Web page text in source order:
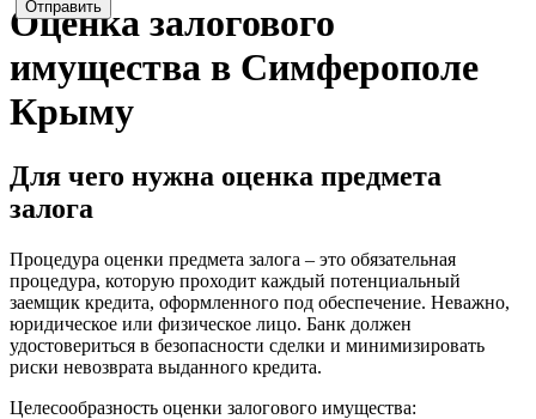
Оценка залогового
имущества в Симферополе
Крыму
Для чего нужна оценка предмета
залога
Процедура оценки предмета залога – это обязательная
процедура, которую проходит каждый потенциальный
заемщик кредита, оформленного под обеспечение. Неважно,
юридическое или физическое лицо. Банк должен
удостовериться в безопасности сделки и минимизировать
риски невозврата выданного кредита.
Целесообразность оценки залогового имущества: